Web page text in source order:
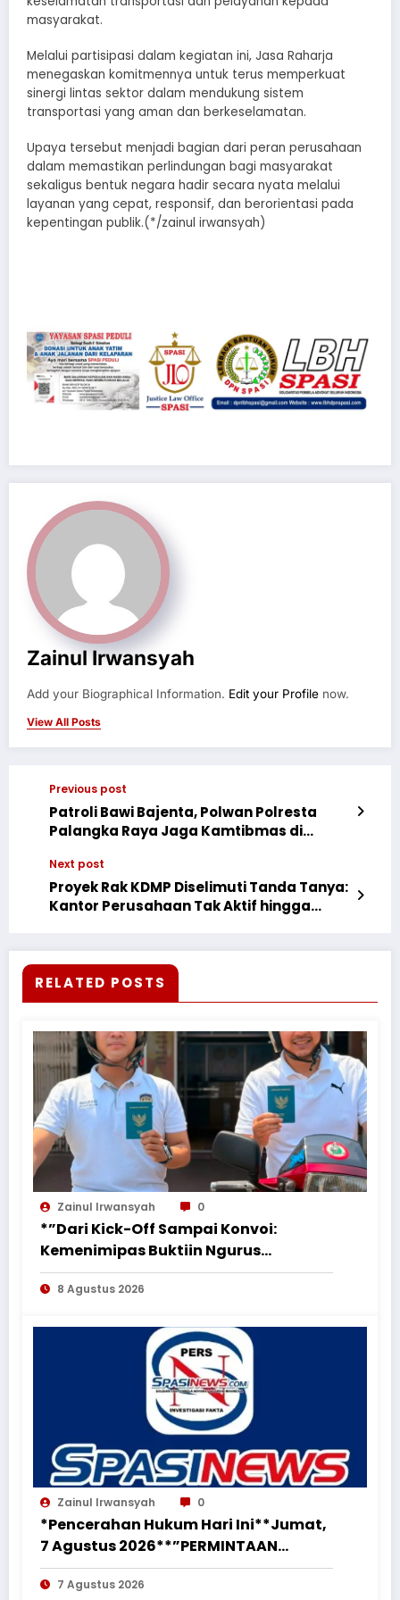
masyarakat.
Melalui partisipasi dalam kegiatan ini, Jasa Raharja
menegaskan komitmennya untuk terus memperkuat
sinergi lintas sektor dalam mendukung sistem
transportasi yang aman dan berkeselamatan.
Upaya tersebut menjadi bagian dari peran perusahaan
dalam memastikan perlindungan bagi masyarakat
sekaligus bentuk negara hadir secara nyata melalui
layanan yang cepat, responsif, dan berorientasi pada
kepentingan publik.(*/zainul irwansyah)
Zainul Irwansyah
Add your Biographical Information. Edit your Profile now.
View All Posts
Previous post
Patroli Bawi Bajenta, Polwan Polresta
Palangka Raya Jaga Kamtibmas di
Pasar Kahayan
Next post
Proyek Rak KDMP Diselimuti Tanda Tanya:
Kantor Perusahaan Tak Aktif hingga
RELATED POSTS
Zainul Irwansyah 0
*”Dari Kick-Off Sampai Konvoi:
Kemenimipas Buktiin Ngurus
Dokumen Nggak Harus Ribet &
Boring”*
8 Agustus 2026
Zainul Irwansyah 0
*Pencerahan Hukum Hari Ini**Jumat,
7 Agustus 2026**”PERMINTAAN
PERUBAHAN PEKERJAAN SECARA LISAN
TIDAK MENGHAPUS KEWAJIBAN
7 Agustus 2026